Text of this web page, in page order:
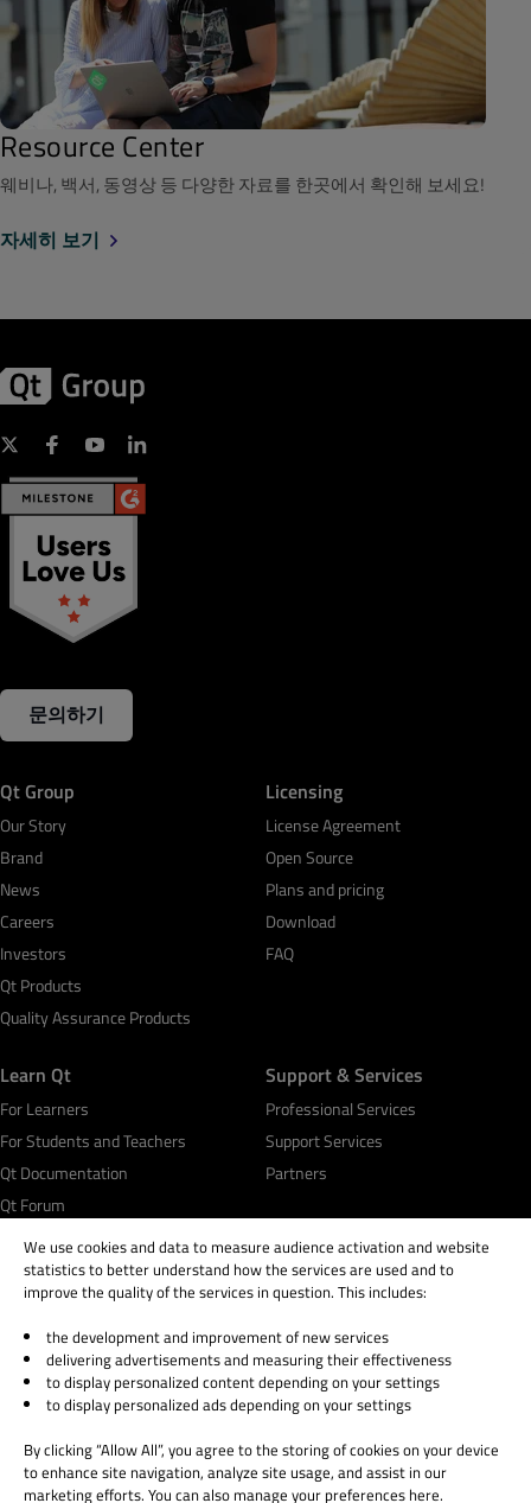
Resource Center
웨비나, 백서, 동영상 등 다양한 자료를 한곳에서 확인해 보세요!
자세히 보기
문의하기
Qt Group
Our Story
Brand
News
Careers
Investors
Qt Products
Quality Assurance Products
Licensing
License Agreement
Open Source
Plans and pricing
Download
FAQ
Learn Qt
For Learners
For Students and Teachers
Qt Documentation
Qt Forum
Support & Services
Professional Services
Support Services
Partners
© 2026 The Qt Company
Legal Notice
Privacy and Cookie Policy
Trust Center
Cookie Settings
We use cookies and data to measure audience activation and website
statistics to better understand how the services are used and to
improve the quality of the services in question. This includes:
the development and improvement of new services
delivering advertisements and measuring their effectiveness
to display personalized content depending on your settings
to display personalized ads depending on your settings
By clicking “Allow All”, you agree to the storing of cookies on your device
to enhance site navigation, analyze site usage, and assist in our
marketing efforts. You can also manage your preferences here.